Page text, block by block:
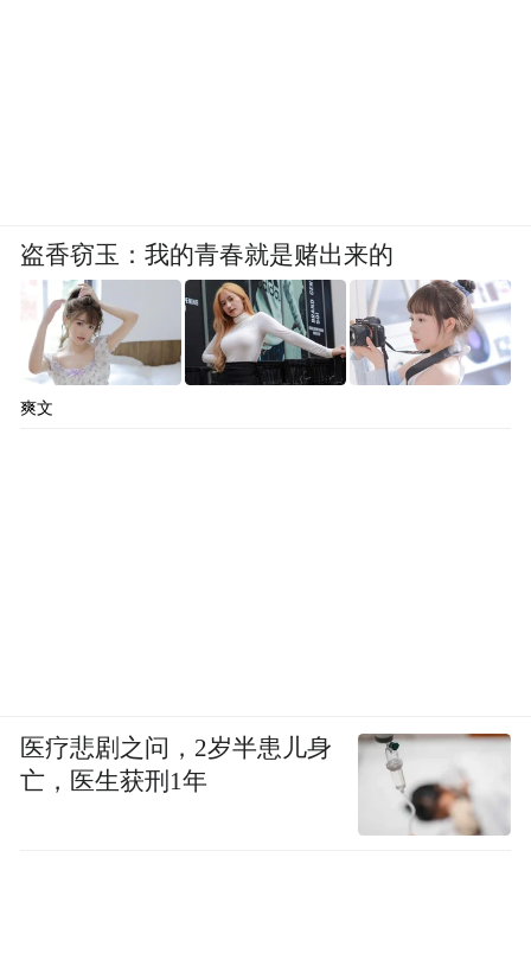
盗香窃玉：我的青春就是赌出来的
爽文
医疗悲剧之问，2岁半患儿身
亡，医生获刑1年